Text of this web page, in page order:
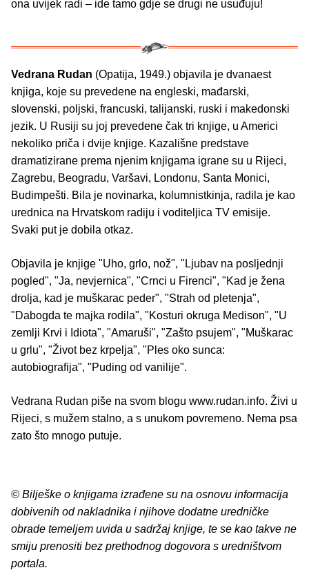
ona uvijek radi – ide tamo gdje se drugi ne usuđuju!
Vedrana Rudan (Opatija, 1949.) objavila je dvanaest
knjiga, koje su prevedene na engleski, mađarski,
slovenski, poljski, francuski, talijanski, ruski i makedonski
jezik. U Rusiji su joj prevedene čak tri knjige, u Americi
nekoliko priča i dvije knjige. Kazališne predstave
dramatizirane prema njenim knjigama igrane su u Rijeci,
Zagrebu, Beogradu, Varšavi, Londonu, Santa Monici,
Budimpešti. Bila je novinarka, kolumnistkinja, radila je kao
urednica na Hrvatskom radiju i voditeljica TV emisije.
Svaki put je dobila otkaz.
Objavila je knjige "Uho, grlo, nož", "Ljubav na posljednji
pogled", "Ja, nevjernica", "Crnci u Firenci", "Kad je žena
drolja, kad je muškarac peder", "Strah od pletenja",
"Dabogda te majka rodila", "Kosturi okruga Medison", "U
zemlji Krvi i Idiota", "Amaruši", "Zašto psujem", "Muškarac
u grlu", "Život bez krpelja", "Ples oko sunca:
autobiografija", "Puding od vanilije".
Vedrana Rudan piše na svom blogu www.rudan.info. Živi u
Rijeci, s mužem stalno, a s unukom povremeno. Nema psa
zato što mnogo putuje.
© Bilješke o knjigama izrađene su na osnovu informacija
dobivenih od nakladnika i njihove dodatne uredničke
obrade temeljem uvida u sadržaj knjige, te se kao takve ne
smiju prenositi bez prethodnog dogovora s uredništvom
portala.